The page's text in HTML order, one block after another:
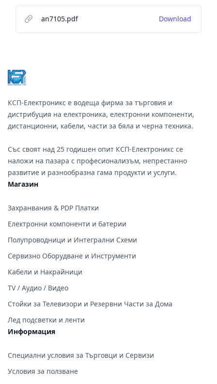
an7105.pdf Download
КСП-Електроникс е водеща фирма за търговия и
дистрибуция на електроника, електронни компоненти,
дистанционни, кабели, части за бяла и черна техника.
Със своят над 25 годишен опит КСП-Електроникс се
наложи на пазара с професионализъм, непрестанно
развитие и разнообразна гама продукти и услуги.
Магазин
Захранвания & PDP Платки
Електронни компоненти и батерии
Полупроводници и Интегрални Схеми
Сервизно Оборудване и Инструменти
Кабели и Накрайници
TV / Аудио / Видео
Стойки за Телевизори и Резервни Части за Дома
Лед подсветки и ленти
Информация
Специални условия за Търговци и Сервизи
Условия за ползване